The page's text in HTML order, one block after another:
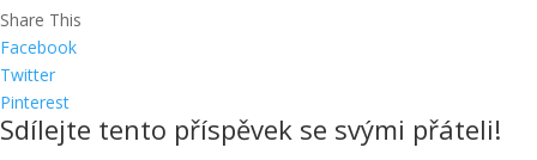
Share This
Facebook
Twitter
Pinterest
Sdílejte tento příspěvek se svými přáteli!